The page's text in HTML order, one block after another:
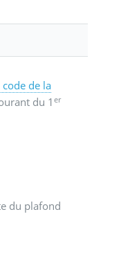
de la
du 1er
du plafond